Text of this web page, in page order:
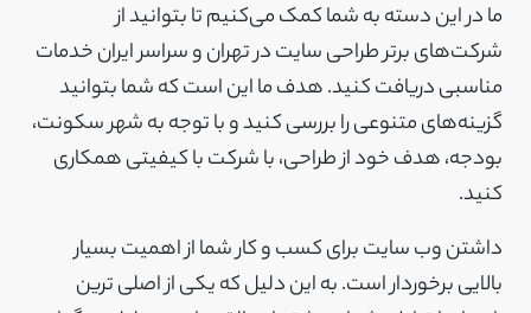
ما در این دسته به شما کمک می‌کنیم تا بتوانید از
شرکت‌های برتر طراحی سایت در تهران و سراسر ایران خدمات
مناسبی دریافت کنید. هدف ما این است که شما بتوانید
گزینه‌های متنوعی را بررسی کنید و با توجه به شهر سکونت،
بودجه، هدف خود از طراحی، با شرکت با کیفیتی همکاری
کنید.
داشتن وب سایت برای کسب و کار شما از اهمیت بسیار
بالایی برخوردار است. به این دلیل که یکی از اصلی ترین